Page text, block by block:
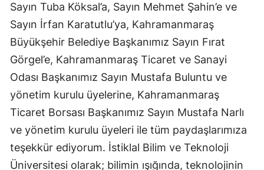
Sayın Tuba Köksal’a, Sayın Mehmet Şahin’e ve
Sayın İrfan Karatutlu’ya, Kahramanmaraş
Büyükşehir Belediye Başkanımız Sayın Fırat
Görgel’e, Kahramanmaraş Ticaret ve Sanayi
Odası Başkanımız Sayın Mustafa Buluntu ve
yönetim kurulu üyelerine, Kahramanmaraş
Ticaret Borsası Başkanımız Sayın Mustafa Narlı
ve yönetim kurulu üyeleri ile tüm paydaşlarımıza
teşekkür ediyorum. İstiklal Bilim ve Teknoloji
Üniversitesi olarak; bilimin ışığında, teknolojinin